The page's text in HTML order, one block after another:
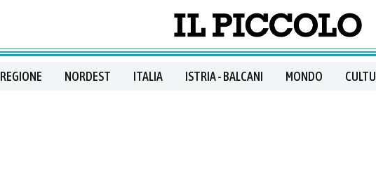
REGIONE NORDEST ITALIA ISTRIA - BALCANI MONDO